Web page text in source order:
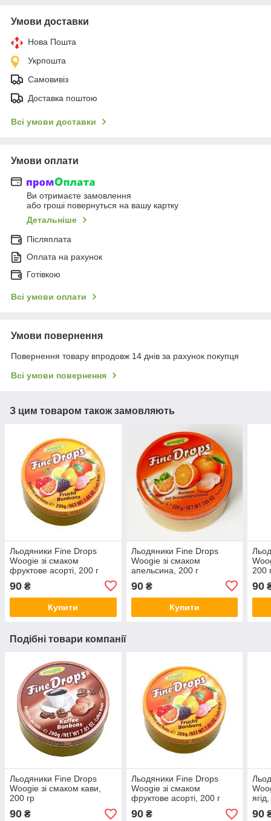
Умови доставки
Нова Пошта
Укрпошта
Самовивіз
Доставка поштою
Всі умови доставки
Умови оплати
Ви отримаєте замовлення
або гроші повернуться на вашу картку
Детальніше
Післяплата
Оплата на рахунок
Готівкою
Всі умови оплати
Умови повернення
Повернення товару впродовж 14 днів за рахунок покупця
Всі умови повернення
З цим товаром також замовляють
Льодяники Fine Drops
Woogie зі смаком
фруктове асорті, 200 г
90 ₴
Купити
Льодяники Fine Drops
Woogie зі смаком
апельсина, 200 г
90₴
Купити
200
90
Подібні товари компанії
Льодяники Fine Drops
Woogie зі смаком кави,
200 гр
90 ₴
Льодяники Fine Drops
Woogie зі смаком
фруктове асорті, 200 г
90₴ 90